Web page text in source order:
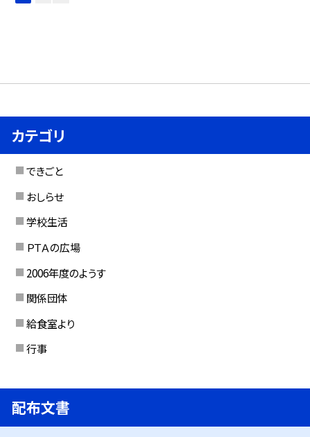
カテゴリ
できごと
おしらせ
学校生活
ＰＴＡの広場
2006年度のようす
関係団体
給食室より
行事
配布文書